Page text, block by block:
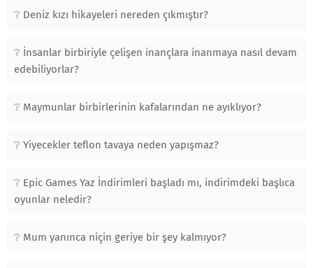
Deniz kızı hikayeleri nereden çıkmıştır?
İnsanlar birbiriyle çelişen inançlara inanmaya nasıl devam
edebiliyorlar?
Maymunlar birbirlerinin kafalarından ne ayıklıyor?
Yiyecekler teflon tavaya neden yapışmaz?
Epic Games Yaz İndirimleri başladı mı, indirimdeki başlıca
oyunlar neledir?
Mum yanınca niçin geriye bir şey kalmıyor?